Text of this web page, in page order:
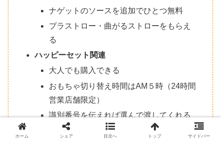
ナゲットのソースを追加でひとつ無料
プラストロー・曲がるストローをもらえ
る
ハッピーセット関連
大人でも購入できる
おもちゃ切り替え時間はAM５時（24時間
営業店舗限定）
識別番号を伝えれば選んで渡してくれる
店舗もある
ホーム シェア 目次へ トップ サイドバー